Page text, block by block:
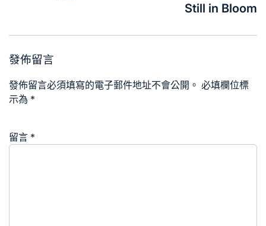
Still in Bloom
發佈留言
發佈留言必須填寫的電子郵件地址不會公開。 必填欄位標
示為 *
留言 *